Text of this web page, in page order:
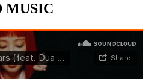
MUSIC